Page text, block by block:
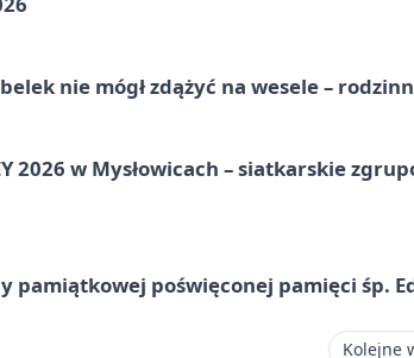
nie mógł zdążyć na wesele –
2026 w Mysłowicach – siatkarskie
pamiątkowej poświęconej pamięci śp.
Kolejne